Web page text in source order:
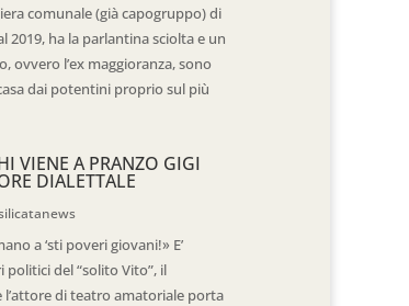
comunale (già capogruppo) di
2019, ha la parlantina sciolta e un
ovvero l’ex maggioranza, sono
dai potentini proprio sul più
VIENE A PRANZO GIGI
DIALETTALE
a ‘sti poveri giovani!» E’
politici del “solito Vito”, il
l’attore di teatro amatoriale porta